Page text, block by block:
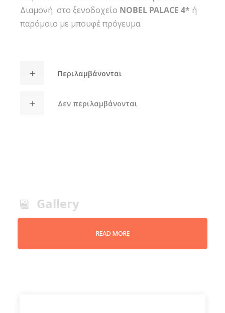
Διαμονή στο ξενοδοχείο NOBEL PALACE 4* ή
παρόμοιο με μπουφέ πρόγευμα.
Περιλαμβάνονται
Δεν περιλαμβάνονται
Gallery
READ MORE